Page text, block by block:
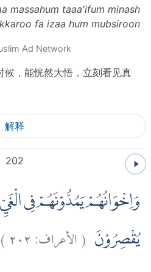
massahum taaa'ifum minash
fa izaa hum mubsiroon
Ad Network
候，能恍然大悟，立刻看见真
解释
202
وَاِخْوَانُهُمْ يَمُدُّوْنَهُمْ فِى
يُقْصِرُوْنَ (الأعراف:٢٠٢)